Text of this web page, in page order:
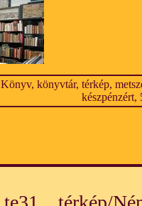
Könyv, könyvtár, térkép,
készpénzért,